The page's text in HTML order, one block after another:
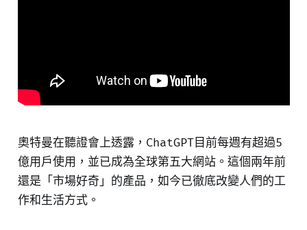
奧特曼在聽證會上透露，ChatGPT目前每週有超過5
億用戶使用，並已成為全球第五大網站。這個兩年前
還是「市場好奇」的產品，如今已徹底改變人們的工
作和生活方式。